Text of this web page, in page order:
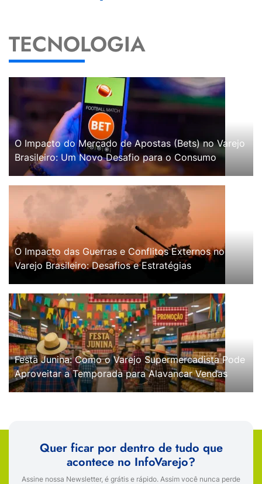
TECNOLOGIA
O Impacto do Mercado de Apostas (Bets) no Varejo
Brasileiro: Um Novo Desafio para o Consumo
O Impacto das Guerras e Conflitos Externos no
Varejo Brasileiro: Desafios e Estratégias
Festa Junina: Como o Varejo Supermercadista Pode
Aproveitar a Temporada para Alavancar Vendas
Quer ficar por dentro de tudo que
acontece no InfoVarejo?
Assine nossa Newsletter, é grátis e rápido. Assim você nunca perde